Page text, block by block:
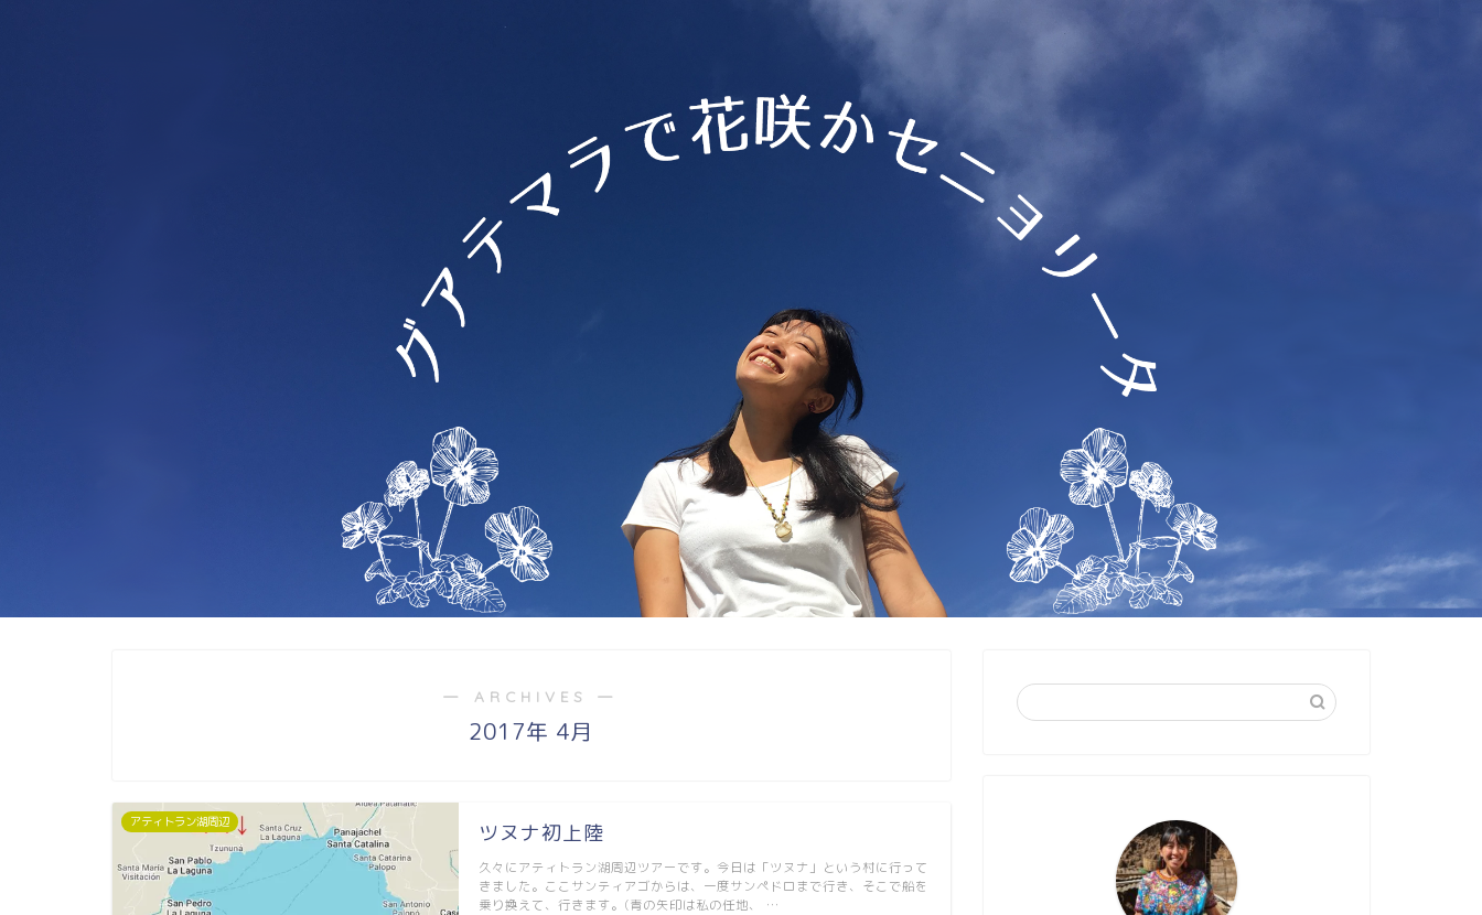
― ARCHIVES ―
2017年 4月
アティトラン湖周辺 ツヌナ初上陸
久々にアティトラン湖周辺ツアーです。今日は「ツヌナ」という村に行って
きました。ここサンティアゴからは、一度サンペドロまで行き、そこで船を
乗り換えて、行きます。(青の矢印は私の任地、 …